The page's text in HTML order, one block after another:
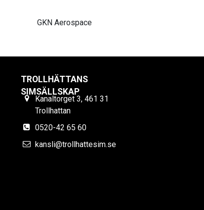
TROLLHÄTTANS
SIMSÄLLSKAP
Kanaltorget 3, 461 31
Trollhattan
0520-42 65 60
kansli@trollhattesim.se